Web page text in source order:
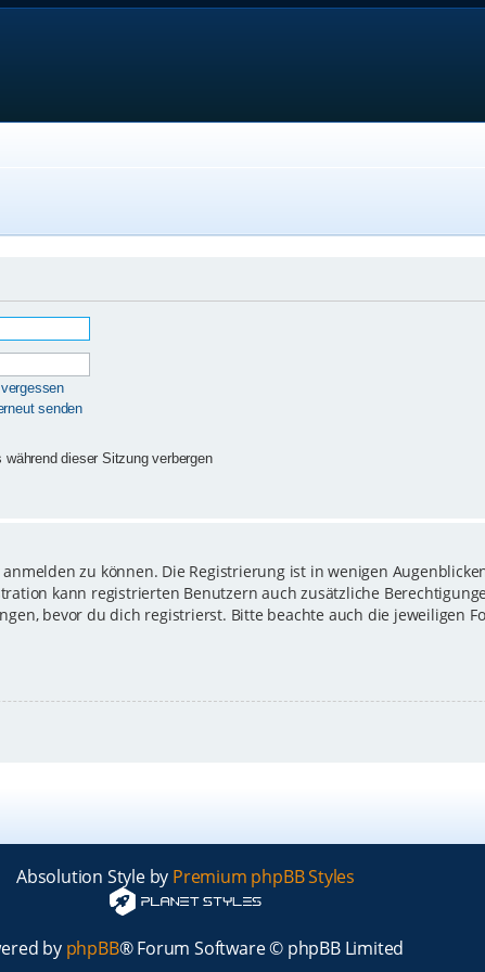
senden
während dieser Sitzung verbergen
zu können. Die Registrierung ist in wenigen
kann registrierten Benutzern auch zusätzliche
bevor du dich registrierst. Bitte beachte auch die jeweiligen
Absolution Style by Premium phpBB Styles
by phpBB® Forum Software © phpBB Limited